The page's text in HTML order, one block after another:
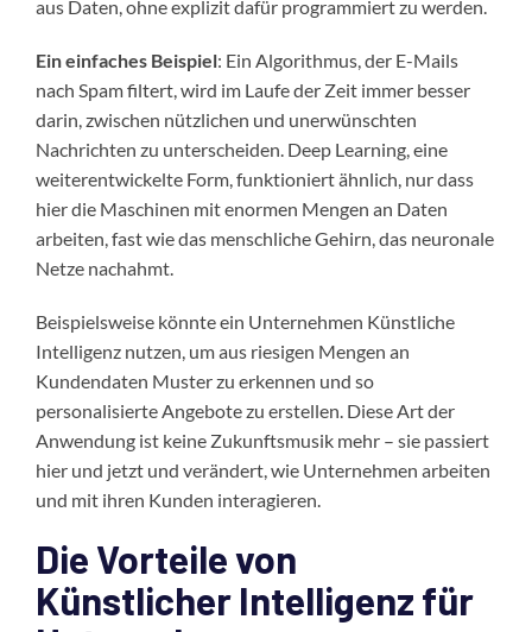
aus Daten, ohne explizit dafür programmiert zu werden.
Ein einfaches Beispiel: Ein Algorithmus, der E-Mails
nach Spam filtert, wird im Laufe der Zeit immer besser
darin, zwischen nützlichen und unerwünschten
Nachrichten zu unterscheiden. Deep Learning, eine
weiterentwickelte Form, funktioniert ähnlich, nur dass
hier die Maschinen mit enormen Mengen an Daten
arbeiten, fast wie das menschliche Gehirn, das neuronale
Netze nachahmt.
Beispielsweise könnte ein Unternehmen Künstliche
Intelligenz nutzen, um aus riesigen Mengen an
Kundendaten Muster zu erkennen und so
personalisierte Angebote zu erstellen. Diese Art der
Anwendung ist keine Zukunftsmusik mehr – sie passiert
hier und jetzt und verändert, wie Unternehmen arbeiten
und mit ihren Kunden interagieren.
Die Vorteile von
Künstlicher Intelligenz für